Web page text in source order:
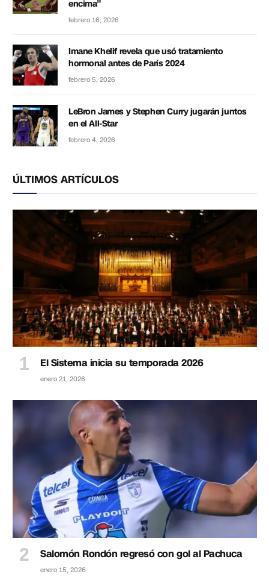
encima”
febrero 16, 2026
Imane Khelif revela que usó tratamiento
hormonal antes de París 2024
febrero 5, 2026
LeBron James y Stephen Curry jugarán juntos
en el All-Star
febrero 4, 2026
ÚLTIMOS ARTÍCULOS
El Sistema inicia su temporada 2026
enero 21, 2026
Salomón Rondón regresó con gol al Pachuca
enero 15, 2026